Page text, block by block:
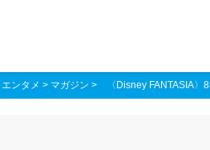
エンタメ > マガジン > 〈Disney FANTASIA